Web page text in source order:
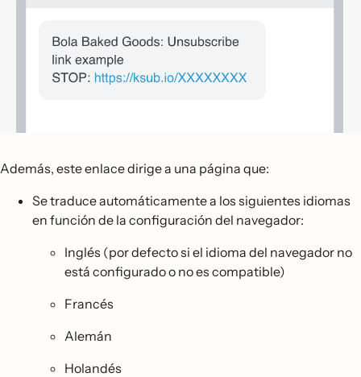
Además, este enlace dirige a una página que:
Se traduce automáticamente a los siguientes idiomas
en función de la configuración del navegador:
Inglés (por defecto si el idioma del navegador no
está configurado o no es compatible)
Francés
Alemán
Holandés